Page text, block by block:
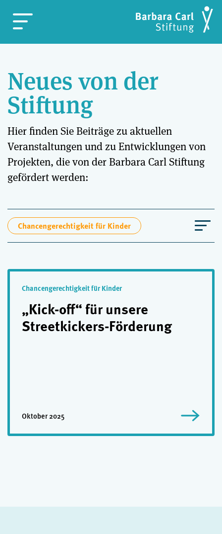
Neues von der
Stiftung
Hier finden Sie Beiträge zu aktuellen
Veranstaltungen und zu Entwicklungen von
Projekten, die von der Barbara Carl Stiftung
gefördert werden:
Chancengerechtigkeit für Kinder
Chancengerechtigkeit für Kinder
„Kick-off“ für unsere
Streetkickers-Förderung
Oktober 2025